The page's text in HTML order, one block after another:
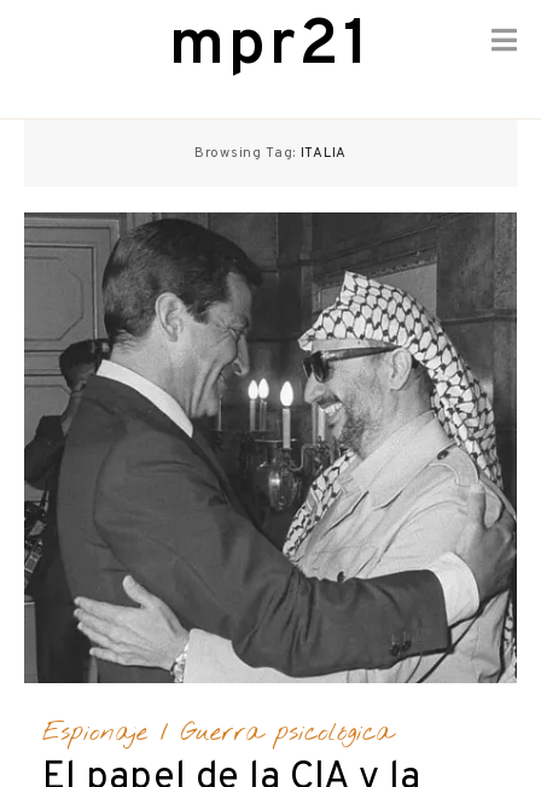
mpr21
Browsing Tag: ITALIA
Espionaje/Guerra psicológica